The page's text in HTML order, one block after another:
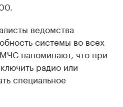
ведомства
системы во всех
напоминают, что при
радио или
специальное